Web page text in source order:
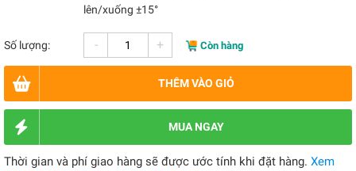
lên/xuống ±15°
Số lượng: - + Còn hàng
THÊM VÀO GIỎ
MUA NGAY
Thời gian và phí giao hàng sẽ được ước tính khi đặt hàng. Xem